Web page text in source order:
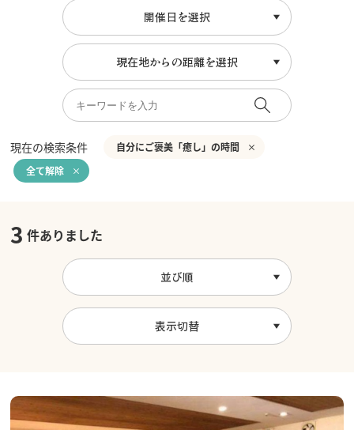
開催日を選択
現在地からの距離を選択
現在の検索条件
自分にご褒美「癒し」の時間
全て解除
3 件ありました
並び順
表示切替